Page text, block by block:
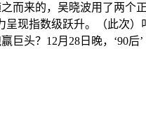
而来的，吴晓波用了两个
呈现指数级跃升。（此次
头？12月28日晚，‘90后